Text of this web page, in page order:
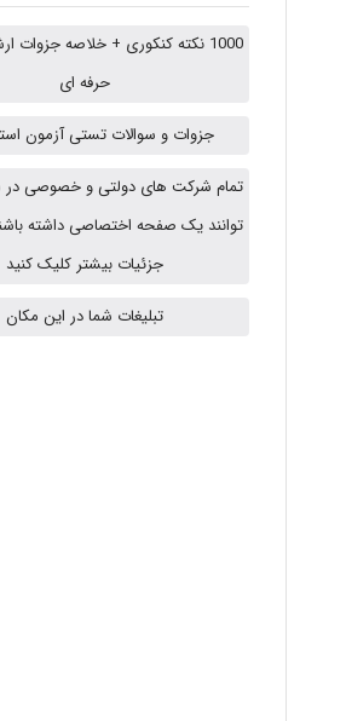
1000 نکته کنکوری + خلاصه جزوات
حرفه ای
جزوات و سوالات تستی آزمون
تمام شرکت های دولتی و خصوصی
توانند یک صفحه اختصاصی داشته
جزئیات بیشتر کلیک کنید
تبلیغات شما در این مکان